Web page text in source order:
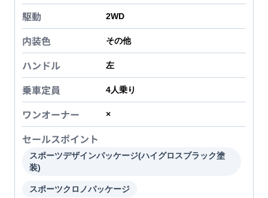
駆動 2WD
内装色 その他
ハンドル 左
乗車定員 4人乗り
ワンオーナー ×
セールスポイント
スポーツデザインパッケージ(ハイグロスブラック塗
装)
スポーツクロノパッケージ